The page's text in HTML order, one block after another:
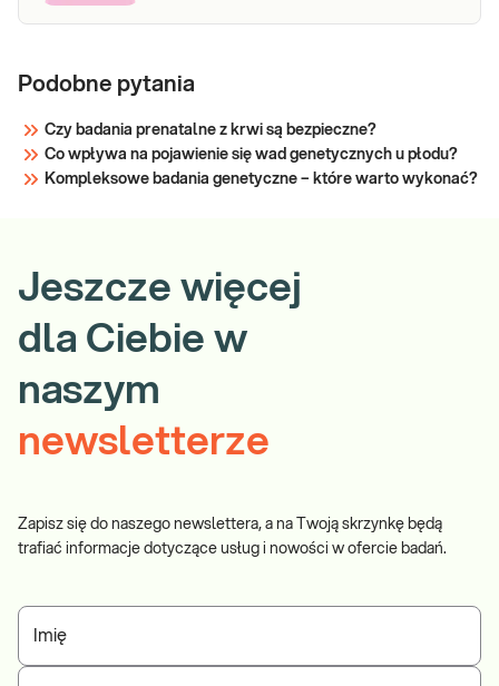
Podobne pytania
Czy badania prenatalne z krwi są bezpieczne?
Co wpływa na pojawienie się wad genetycznych u płodu?
Kompleksowe badania genetyczne – które warto wykonać?
Jeszcze więcej
dla Ciebie w
naszym
newsletterze
Zapisz się do naszego newslettera, a na Twoją skrzynkę będą
trafiać informacje dotyczące usług i nowości w ofercie badań.
Imię